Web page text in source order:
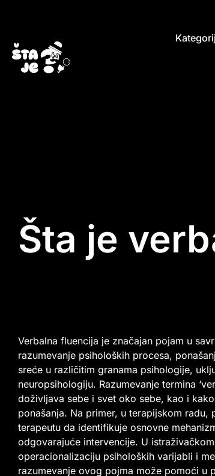
Šta je
Verbalna fluencija je značajan pojam u
razumevanje psiholoških procesa,
sreće u različitim granama psihologije,
neuropsihologiju. Razumevanje termina
doživljava sebe i svet oko sebe, kao i
ponašanja. Na primer, u terapijskom radu,
terapeutu da identifikuje osnovne
odgovarajuće intervencije. U
operacionalizaciju psiholoških varijabli i
razumevanje ovog pojma može pomoći u